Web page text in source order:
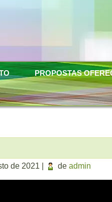
PROPOSTAS
de 2021 de admin